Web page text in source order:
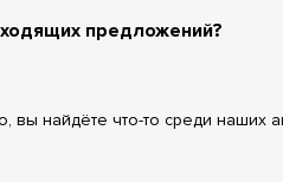
предложений?
вы найдёте что-то среди наших